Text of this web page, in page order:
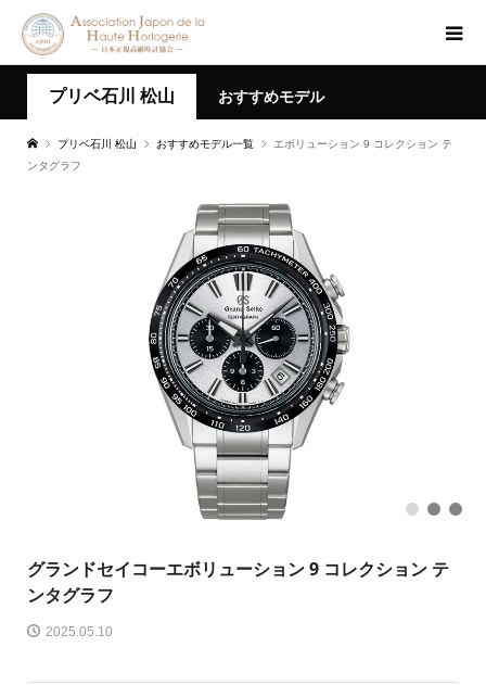
プリベ石川 松山 おすすめモデル
プリベ石川 松山 おすすめモデル一覧
エボリューション 9 コレクション テ
ンタグラフ
1 2 3
グランドセイコーエボリューション 9 コレクション テ
ンタグラフ
2025.05.10